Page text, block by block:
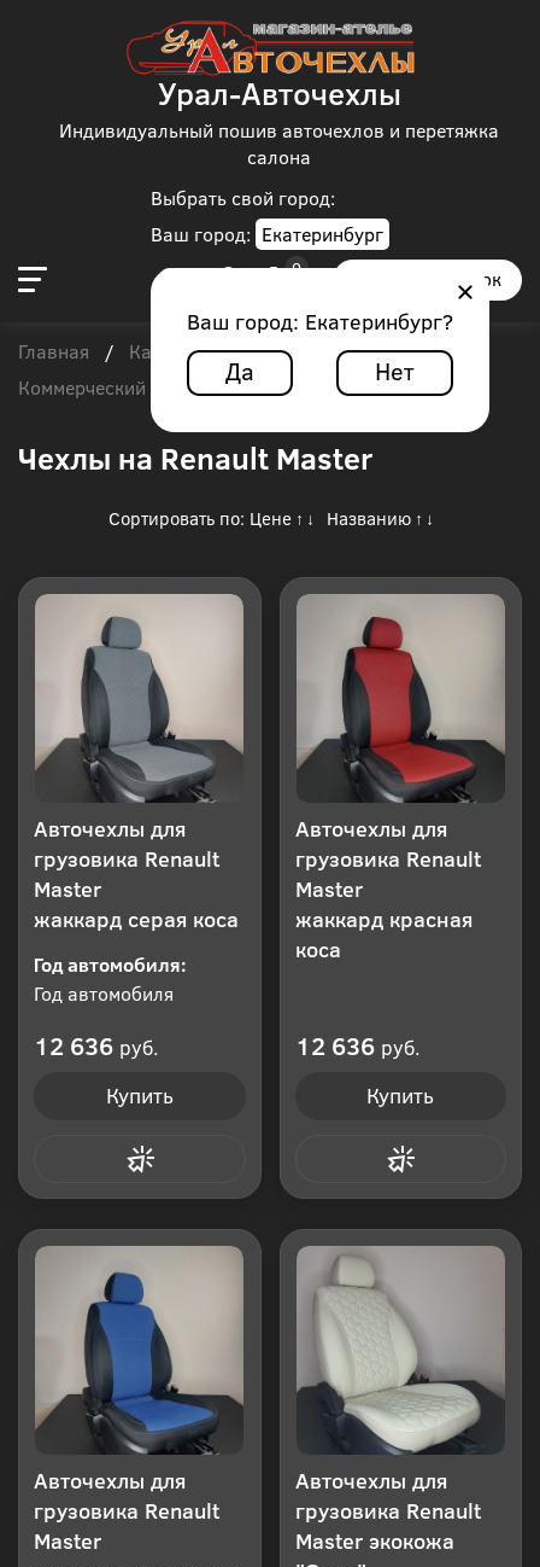
Выбрать свой город:
Ваш город: Екатеринбург
Ваш город: Екатеринбург?
Да Нет
Урал-Авточехлы
Индивидуальный пошив авточехлов и перетяжка
салона
Заказать звонок
Главная / Каталог чехлов /
Коммерческий транспорт / Renault Master
Чехлы на Renault Master
Сортировать по: Цене ↑ ↓ Названию ↑ ↓
Авточехлы для
грузовика Renault
Master
жаккард серая коса
Год автомобиля:
Год автомобиля
12 636 руб.
Купить
Авточехлы для
грузовика Renault
Master
жаккард красная
коса
12 636 руб.
Купить
Авточехлы для
грузовика Renault
Master
Авточехлы для
грузовика Renault
Master экокожа